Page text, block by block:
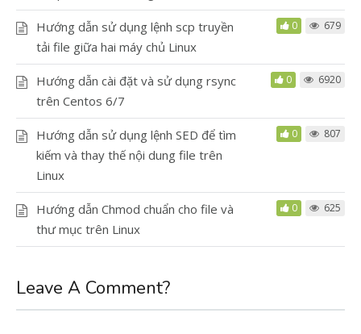
Hướng dẫn sử dụng lệnh scp truyền
tải file giữa hai máy chủ Linux
0 679
Hướng dẫn cài đặt và sử dụng rsync
trên Centos 6/7
0 6920
Hướng dẫn sử dụng lệnh SED để tìm
kiếm và thay thế nội dung file trên
Linux
0 807
Hướng dẫn Chmod chuẩn cho file và
thư mục trên Linux
0 625
Leave A Comment?